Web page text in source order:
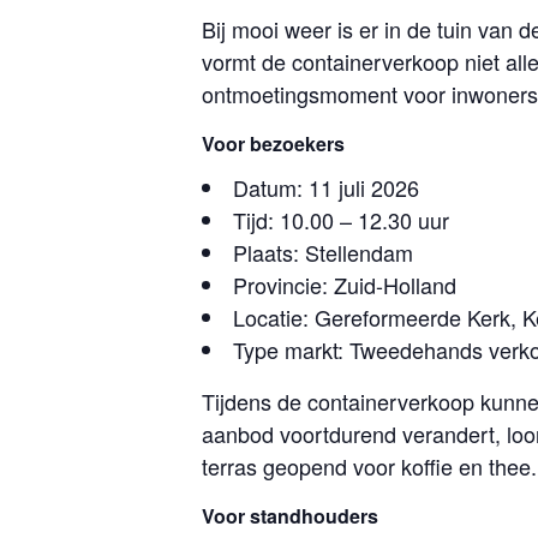
Bij mooi weer is er in de tuin van
vormt de containerverkoop niet
ontmoetingsmoment voor
Voor bezoekers
Datum: 11 juli 2026
Tijd: 10.00 – 12.30 uur
Plaats: Stellendam
Provincie: Zuid-Holland
Locatie: Gereformeerde Kerk,
Type markt: Tweedehands
Tijdens de containerverkoop
aanbod voortdurend verandert,
terras geopend voor koffie en thee.
Voor standhouders